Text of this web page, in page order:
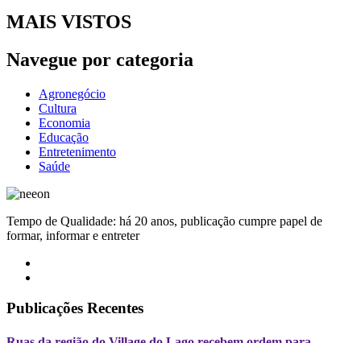
MAIS VISTOS
Navegue por categoria
Agronegócio
Cultura
Economia
Educação
Entretenimento
Saúde
Tempo de Qualidade: há 20 anos, publicação cumpre papel de
formar, informar e entreter
Publicações Recentes